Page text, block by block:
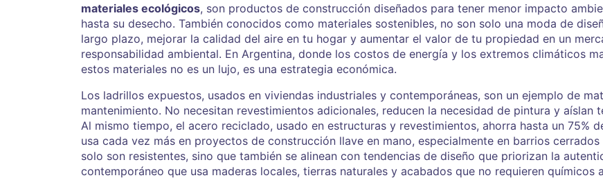
materiales ecológicos, son productos de construcción diseñados para tener menor impacto
hasta su desecho. También conocidos como materiales sostenibles, no son solo una moda de
largo plazo, mejorar la calidad del aire en tu hogar y aumentar el valor de tu propiedad en un
responsabilidad ambiental. En Argentina, donde los costos de energía y los extremos climáticos
estos materiales no es un lujo, es una estrategia económica.
Los ladrillos expuestos, usados en viviendas industriales y contemporáneas, son un ejemplo de
mantenimiento. No necesitan revestimientos adicionales, reducen la necesidad de pintura y
Al mismo tiempo, el acero reciclado, usado en estructuras y revestimientos, ahorra hasta un 75%
usa cada vez más en proyectos de construcción llave en mano, especialmente en barrios
solo son resistentes, sino que también se alinean con tendencias de diseño que priorizan la
contemporáneo que usa maderas locales, tierras naturales y acabados que no requieren químicos